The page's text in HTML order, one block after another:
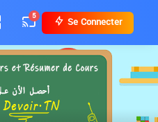
5 Se Connecter